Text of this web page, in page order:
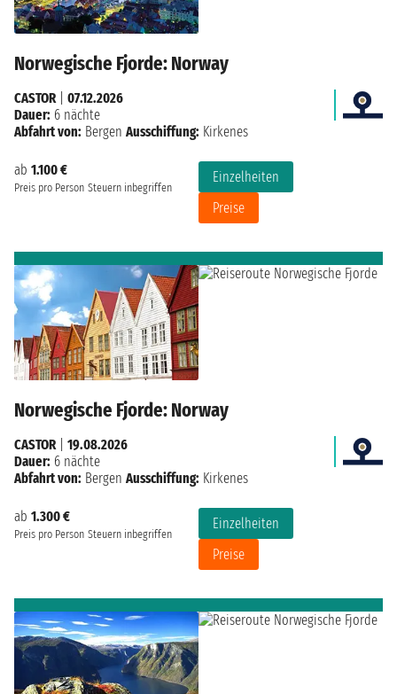
Norwegische Fjorde: Norway
ab 1.100 €
Preis pro Person Steuern inbegriffen
Einzelheiten
Preise
CASTOR| 07.12.2026
Dauer: 6 nächte
Abfahrt von: Bergen Ausschiffung: Kirkenes
Norwegische Fjorde: Norway
ab 1.300 €
Preis pro Person Steuern inbegriffen
Einzelheiten
Preise
CASTOR
19.08.2026
Dauer: 6 nächte
Abfahrt von: Bergen Ausschiffung: Kirkenes